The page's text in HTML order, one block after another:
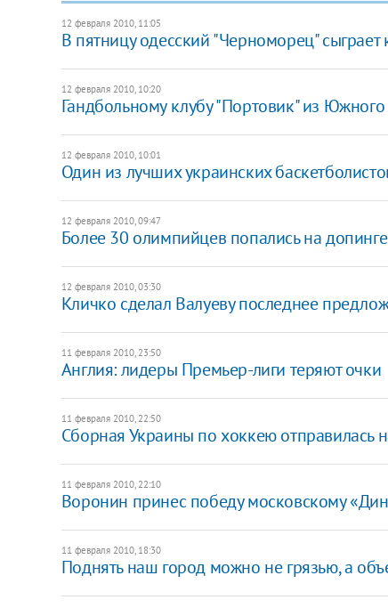
12 февраля 2010, 11:05
В пятницу одесский "Черноморец"
12 февраля 2010, 10:20
Гандбольному клубу "Портовик" из
12 февраля 2010, 10:01
Один из лучших украинских
12 февраля 2010, 09:47
Более 30 олимпийцев попались на допинге
12 февраля 2010, 03:30
Кличко сделал Валуеву последнее
11 февраля 2010, 23:50
Англия: лидеры Премьер-лиги теряют очки
11 февраля 2010, 22:50
Сборная Украины по хоккею отправилась
11 февраля 2010, 22:10
Воронин принес победу московскому
11 февраля 2010, 18:30
Поднять наш город можно не грязью, а